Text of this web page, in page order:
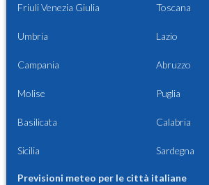
Friuli Venezia Giulia Toscana
Umbria Lazio
Campania Abruzzo
Molise Puglia
Basilicata Calabria
Sicilia Sardegna
Previsioni meteo per le città italiane